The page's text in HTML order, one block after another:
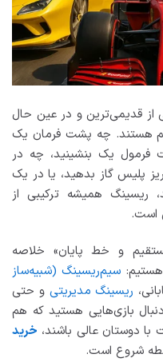
از قدیمی‌ترین و در عین حال
هستند. چه پشت فرمان یک
فرمول یک بنشینید، چه در
پلیس گاز بدهید، یا در یک
ریسینگ همیشه ترکیبی از
است.
و خط پایان» خلاصه
هستیم: سیم‌ریسینگ (شبیه‌ساز
ریسینگ مدیریتی و حتی
بازی‌هایی هستید که هم
با دوستان عالی باشند، خرید
شروع است.